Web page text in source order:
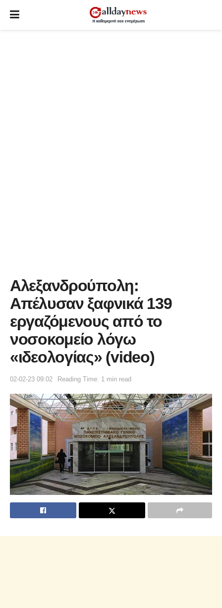
Αλεξανδρούπολη:
Απέλυσαν ξαφνικά 139
εργαζόμενους από το
νοσοκομείο λόγω
«ιδεολογίας» (video)
02-02-23 09:02 Reading Time: 1 min read